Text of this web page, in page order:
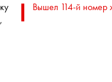
Вышел 114-й номер